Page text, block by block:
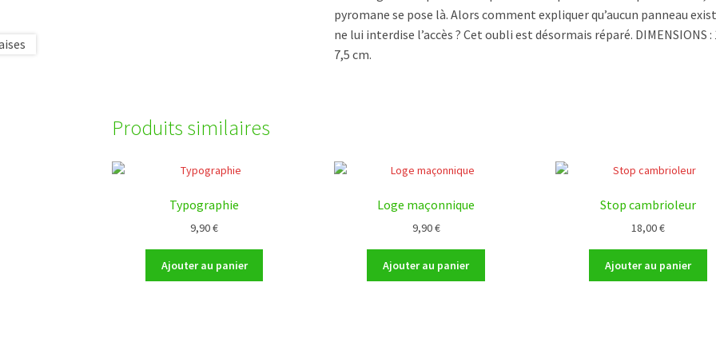
pyromane se pose là. Alors comment expliquer qu’aucun panneau
ne lui interdise l’accès ? Cet oubli est désormais réparé. DIMENSIONS :
7,5 cm.
Produits similaires
Typographie
9,90€
Ajouter au panier
Loge maçonnique
9,90€
Ajouter au panier
Stop cambrioleur
18,00€
Ajouter au panier